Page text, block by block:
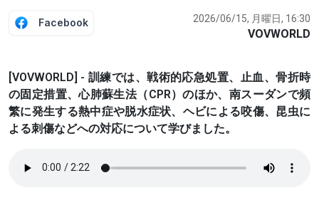
Facebook 2026/06/15, 月曜日, 16:30
VOVWORLD
[VOVWORLD] - 訓練では、戦術的応急処置、止血、骨折時
の固定措置、心肺蘇生法（CPR）のほか、南スーダンで頻
繁に発生する熱中症や脱水症状、ヘビによる咬傷、昆虫に
よる刺傷などへの対応について学びました。